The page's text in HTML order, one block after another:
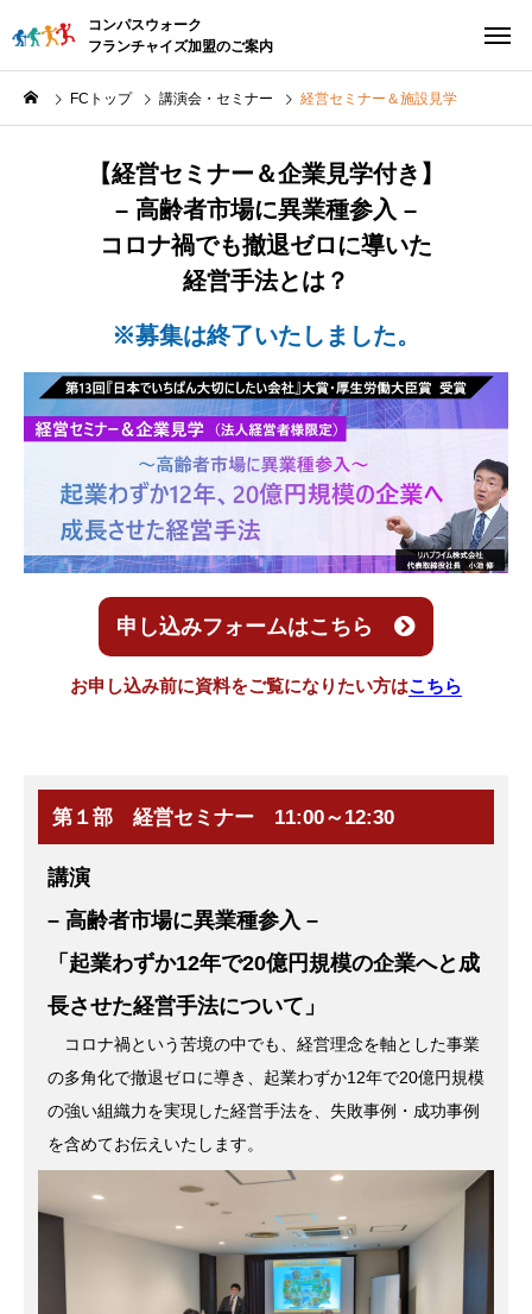
コンパスウォーク
フランチャイズ加盟のご案内
FCトップ 講演会・セミナー 経営セミナー＆施設見学
【経営セミナー＆企業見学付き】
– 高齢者市場に異業種参入 –
コロナ禍でも撤退ゼロに導いた
経営手法とは？
※募集は終了いたしました。
申し込みフォームはこちら
お申し込み前に資料をご覧になりたい方はこちら
第１部 経営セミナー 11:00～12:30
講演
– 高齢者市場に異業種参入 –
「起業わずか12年で20億円規模の企業へと成
長させた経営手法について」
コロナ禍という苦境の中でも、経営理念を軸とした事業
の多角化で撤退ゼロに導き、起業わずか12年で20億円規模
の強い組織力を実現した経営手法を、失敗事例・成功事例
を含めてお伝えいたします。